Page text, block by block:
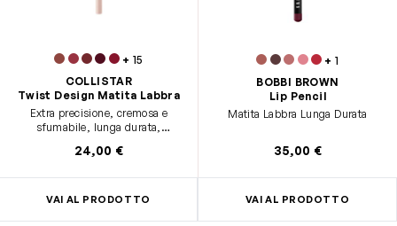
+ 15
COLLISTAR
Twist Design Matita Labbra
Extra precisione, cremosa e
sfumabile, lunga durata,
24,00 €
VAI AL PRODOTTO
+ 1
BOBBI BROWN
Lip Pencil
Matita Labbra Lunga Durata
35,00 €
VAI AL PRODOTTO